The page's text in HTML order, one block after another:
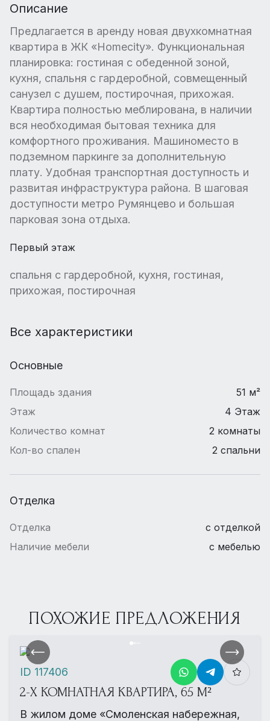
Описание
Предлагается в аренду новая двухкомнатная
квартира в ЖК «Homecity». Функциональная
планировка: гостиная с обеденной зоной,
кухня, спальня с гардеробной, совмещенный
санузел с душем, постирочная, прихожая.
Квартира полностью меблирована, в наличии
вся необходимая бытовая техника для
комфортного проживания. Машиноместо в
подземном паркинге за дополнительную
плату. Удобная транспортная доступность и
развитая инфраструктура района. В шаговая
доступности метро Румянцево и большая
парковая зона отдыха.
Первый этаж
спальня с гардеробной, кухня, гостиная,
прихожая, постирочная
Все характеристики
Основные
Площадь здания
51 м²
Этаж
4 Этаж
Количество комнат
2 комнаты
Кол-во спален
2 спальни
Отделка
Отделка
с отделкой
Наличие мебели
с мебелью
ПОХОЖИЕ ПРЕДЛОЖЕНИЯ
2-Х КОМНАТНАЯ КВАРТИРА, 65 М²
В жилом доме «Смоленская набережная,
ID 117406